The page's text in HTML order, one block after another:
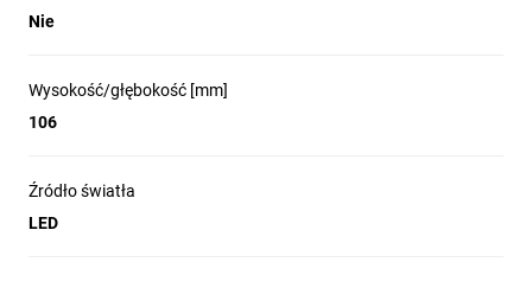
Nie
Wysokość/głębokość [mm]
106
Źródło światła
LED